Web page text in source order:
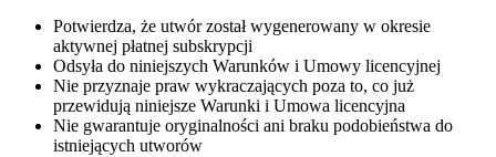
Potwierdza, że utwór został wygenerowany w okresie
aktywnej płatnej subskrypcji
Odsyła do niniejszych Warunków i Umowy licencyjnej
Nie przyznaje praw wykraczających poza to, co już
przewidują niniejsze Warunki i Umowa licencyjna
Nie gwarantuje oryginalności ani braku podobieństwa do
istniejących utworów